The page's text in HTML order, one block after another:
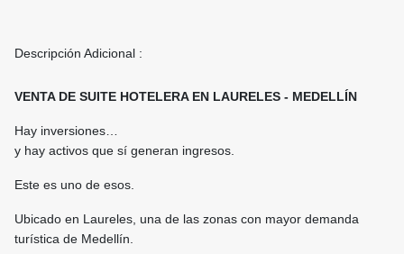
Descripción Adicional :
VENTA DE SUITE HOTELERA EN LAURELES - MEDELLÍN
Hay inversiones…
y hay activos que sí generan ingresos.
Este es uno de esos.
Ubicado en Laureles, una de las zonas con mayor demanda
turística de Medellín.